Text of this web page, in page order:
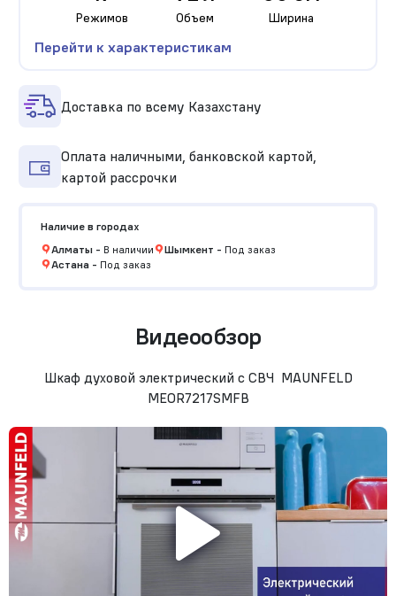
Режимов Объем Ширина
Перейти к характеристикам
Доставка по всему Казахстану
Оплата наличными, банковской картой,
картой рассрочки
Наличие в городах
Алматы- В наличии Шымкент - Под заказ
Астана- Под заказ
Видеообзор
Шкаф духовой электрический с СВЧ MAUNFELD
MEOR7217SMFB